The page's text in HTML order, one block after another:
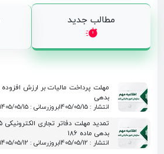
مطالب جدید
بدهی
انتشار : 1405/05/15 بروزرسانی : 1405/05/15
بدهی ماده ۱۸۶
انتشار : 1405/05/12 بروزرسانی : 1405/05/12